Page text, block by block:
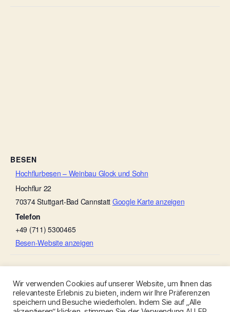
BESEN
Hochflurbesen – Weinbau Glock und Sohn
Hochflur 22
70374Stuttgart-Bad Cannstatt Google Karte anzeigen
Telefon
+49 (711) 5300465
Besen-Website anzeigen
Wir verwenden Cookies auf unserer Website, um Ihnen das
relevanteste Erlebnis zu bieten, indem wir Ihre Präferenzen
speichern und Besuche wiederholen. Indem Sie auf „Alle